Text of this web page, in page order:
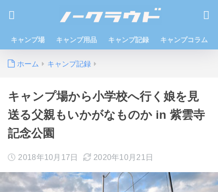
キャンプ場 キャンプ用品 キャンプ記録 キャンプコラム
ホーム キャンプ記録
キャンプ場から小学校へ行く娘を見
送る父親もいかがなものか in 紫雲寺
記念公園
2018年10月17日 2020年10月21日